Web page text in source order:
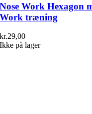
Nose Work Hexagon
Work træning
kr.29,00
Ikke på lager